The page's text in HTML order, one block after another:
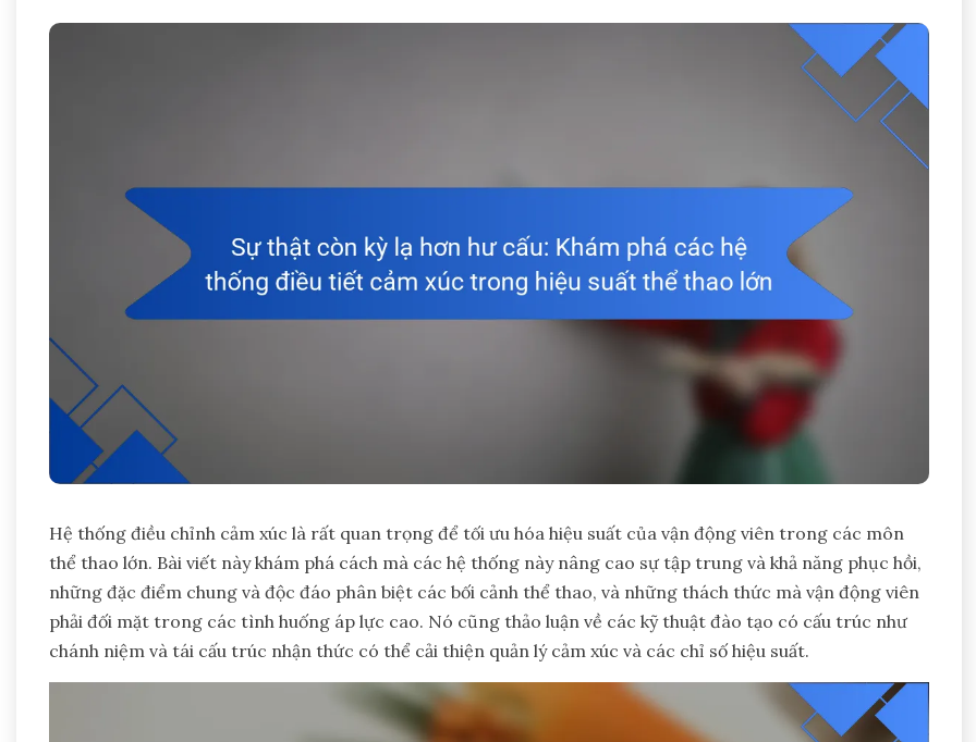
Hệ thống điều chỉnh cảm xúc là rất quan trọng để tối ưu hóa hiệu suất của vận động viên trong các môn
thể thao lớn. Bài viết này khám phá cách mà các hệ thống này nâng cao sự tập trung và khả năng phục hồi,
những đặc điểm chung và độc đáo phân biệt các bối cảnh thể thao, và những thách thức mà vận động viên
phải đối mặt trong các tình huống áp lực cao. Nó cũng thảo luận về các kỹ thuật đào tạo có cấu trúc như
chánh niệm và tái cấu trúc nhận thức có thể cải thiện quản lý cảm xúc và các chỉ số hiệu suất.